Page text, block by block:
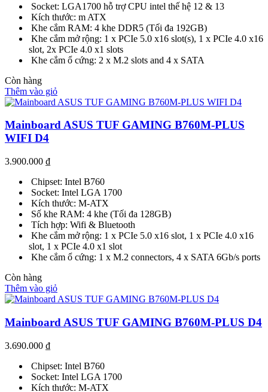
Socket: LGA1700 hỗ trợ CPU intel thế hệ 12 & 13
Kích thước: m ATX
Khe cắm RAM: 4 khe DDR5 (Tối đa 192GB)
Khe cắm mở rộng: 1 x PCIe 5.0 x16 slot(s), 1 x PCIe 4.0 x16
slot, 2x PCIe 4.0 x1 slots
Khe cắm ổ cứng: 2 x M.2 slots and 4 x SATA
Còn hàng
Thêm vào giỏ
Mainboard ASUS TUF GAMING B760M-PLUS
WIFI D4
3.900.000 ₫
Chipset: Intel B760
Socket: Intel LGA 1700
Kích thước: M-ATX
Số khe RAM: 4 khe (Tối đa 128GB)
Tích hợp: Wifi & Bluetooth
Khe cắm mở rộng: 1 x PCIe 5.0 x16 slot, 1 x PCIe 4.0 x16
slot, 1 x PCIe 4.0 x1 slot
Khe cắm ổ cứng: 1 x M.2 connectors, 4 x SATA 6Gb/s ports
Còn hàng
Thêm vào giỏ
Mainboard ASUS TUF GAMING B760M-PLUS D4
3.690.000 ₫
Chipset: Intel B760
Socket: Intel LGA 1700
Kích thước: M-ATX